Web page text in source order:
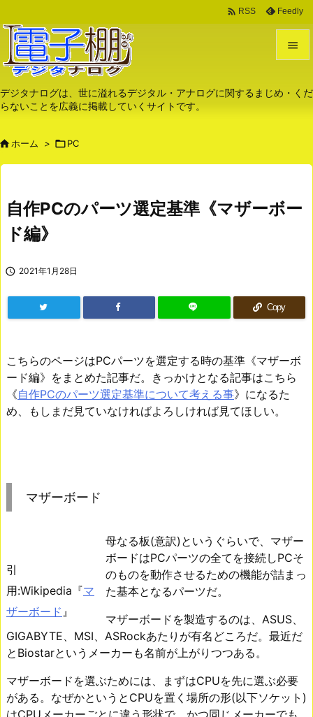
デジタナログは、世に溢れるデジタル・アナログに関するまじめ・くだ
らないことを広義に掲載していくサイトです。

メニュ

 RSS Feedly
ホーム > PC
自作PCのパーツ選定基準《マザーボー
ド編》
 2021年1月28日
Copy
こちらのページはPCパーツを選定する時の基準《マザーボ
ード編》をまとめた記事だ。きっかけとなる記事はこちら
《自作PCのパーツ選定基準について考える事》になるた
め、もしまだ見ていなければよろしければ見てほしい。
マザーボード
引
用:Wikipedia『マ
ザーボード 』
母なる板(意訳)というぐらいで、マザー
ボードはPCパーツの全てを接続しPCそ
のものを動作させるための機能が詰まっ
た基本となるパーツだ。
マザーボードを製造するのは、ASUS、
GIGABYTE、MSI、ASRockあたりが有名どころだ。最近だ
とBiostarというメーカーも名前が上がりつつある。
マザーボードを選ぶためには、まずはCPUを先に選ぶ必要
がある。なぜかというとCPUを置く場所の形(以下ソケット)
はCPUメーカーごとに違う形状で、かつ同じメーカーでも